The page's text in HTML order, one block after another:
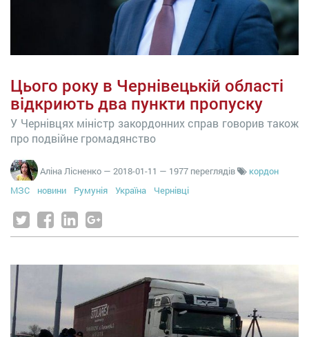
Цього року в Чернівецькій області
відкриють два пункти пропуску
У Чернівцях міністр закордонних справ говорив також
про подвійне громадянство
Аліна Лісненко — 2018-01-11 — 1977 переглядів
кордон
МЗС
новини Румунія Україна Чернівці